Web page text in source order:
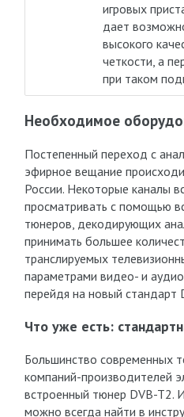
игровых
дает
высокого
четкости, а
при таком
Необходимое
Постепенный переход с
эфирное вещание
России. Некоторые каналы
просматривать с помощью
тюнеров, декодирующих
принимать большее
транслируемых
параметрами видео- и
перейдя на новый стандарт
Что уже есть:
Большинство современных
компаний-производителей
встроенный тюнер DVB-
можно всегда найти в